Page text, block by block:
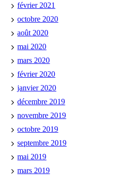
février 2021
octobre 2020
août 2020
mai 2020
mars 2020
février 2020
janvier 2020
décembre 2019
novembre 2019
octobre 2019
septembre 2019
mai 2019
mars 2019